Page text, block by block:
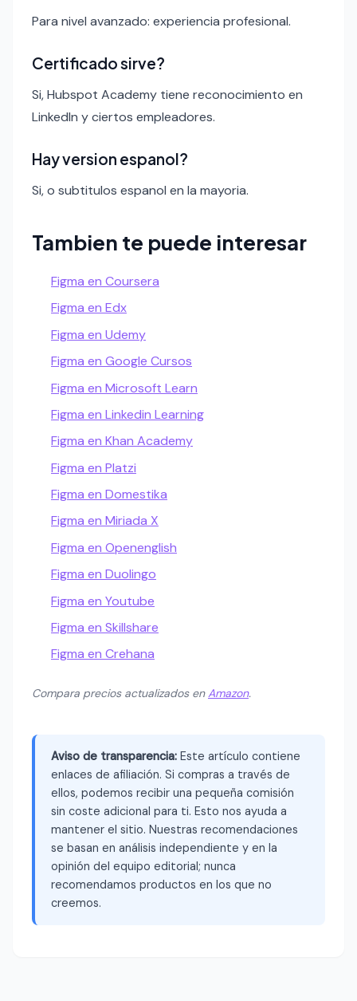
Para nivel avanzado: experiencia profesional.
Certificado sirve?
Si, Hubspot Academy tiene reconocimiento en
LinkedIn y ciertos empleadores.
Hay version espanol?
Si, o subtitulos espanol en la mayoria.
Tambien te puede interesar
Figma en Coursera
Figma en Edx
Figma en Udemy
Figma en Google Cursos
Figma en Microsoft Learn
Figma en Linkedin Learning
Figma en Khan Academy
Figma en Platzi
Figma en Domestika
Figma en Miriada X
Figma en Openenglish
Figma en Duolingo
Figma en Youtube
Figma en Skillshare
Figma en Crehana
Compara precios actualizados enAmazon.
Aviso de transparencia: Este artículo contiene
enlaces de afiliación. Si compras a través de
ellos, podemos recibir una pequeña comisión
sin coste adicional para ti. Esto nos ayuda a
mantener el sitio. Nuestras recomendaciones
se basan en análisis independiente y en la
opinión del equipo editorial; nunca
recomendamos productos en los que no
creemos.